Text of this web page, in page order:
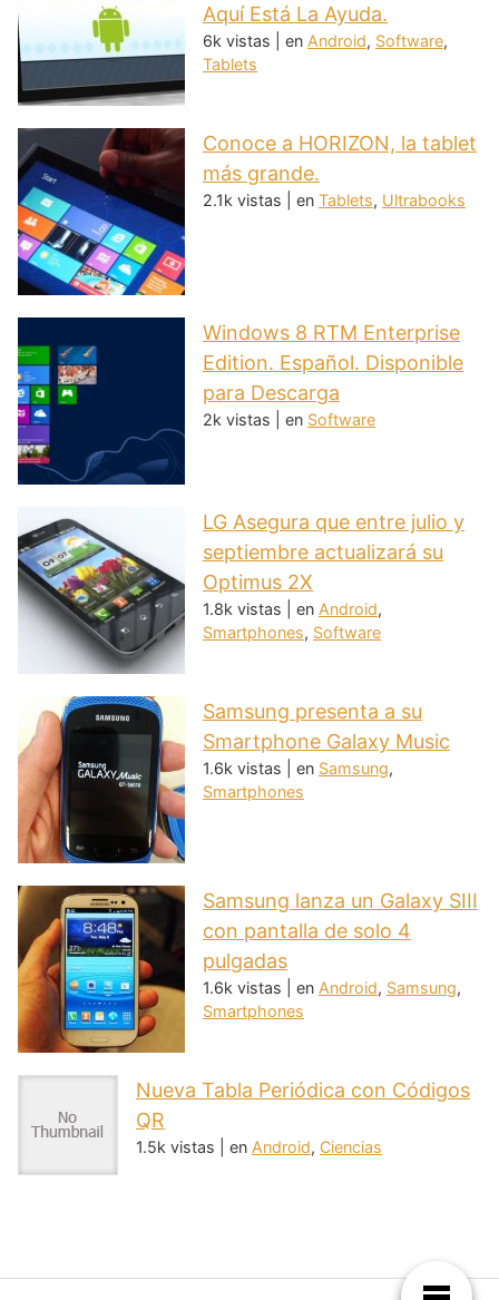
Aquí Está La Ayuda.
6k vistas en Android, Software,
Tablets
Conoce a HORIZON, la tablet
más grande.
2.1k vistas en Tablets, Ultrabooks
Windows 8 RTM Enterprise
Edition. Español. Disponible
para Descarga
2k vistas en Software
LG Asegura que entre julio y
septiembre actualizará su
Optimus 2X
1.8k vistas en Android,
Smartphones, Software
Samsung presenta a su
Smartphone Galaxy Music
1.6k vistas en Samsung,
Smartphones
Samsung lanza un Galaxy SIII
con pantalla de solo 4
pulgadas
1.6k vistas en Android, Samsung,
Smartphones
Nueva Tabla Periódica con Códigos
QR
1.5k vistas en Android, Ciencias